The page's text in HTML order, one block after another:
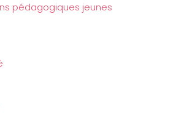
pédagogiques jeunes